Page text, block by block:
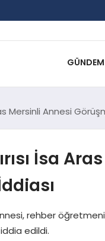
GÜNDEM
Mersinli Annesi
İsa
rehber
edildi.